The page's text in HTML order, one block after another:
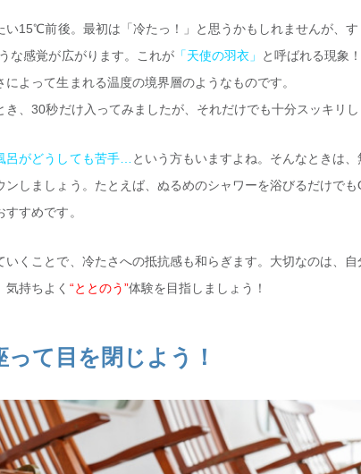
い15℃前後。最初は「冷たっ！」と思うかもしれませんが、す
な感覚が広がります。これが「天使の羽衣」
と呼ばれる現象
によって生まれる温度の境界層のようなものです。
き、30秒だけ入ってみましたが、それだけでも十分スッキリし
呂がどうしても苦手…
という方もいますよね。そんなときは
ンしましょう。たとえば、ぬるめのシャワーを浴びるだけで
すめです。
いくことで、冷たさへの抵抗感も和らぎます。大切なのは、自
気持ちよく “ととのう”体験を目指しましょう！
って目を閉じよう！